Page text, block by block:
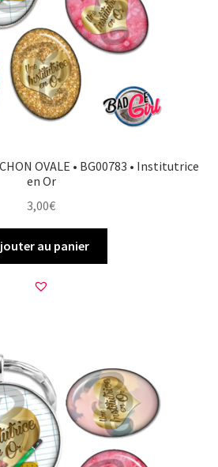
OVALE • BG00783 • Institutrice
en Or
3,00€
au panier